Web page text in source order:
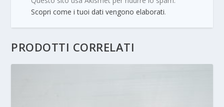
Scopri come i tuoi dati vengono elaborati.
PRODOTTI CORRELATI